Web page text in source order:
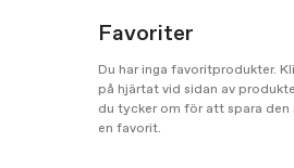
Favoriter
Du har inga favoritprodukter.
på hjärtat vid sidan av
du tycker om för att spara den
en favorit.